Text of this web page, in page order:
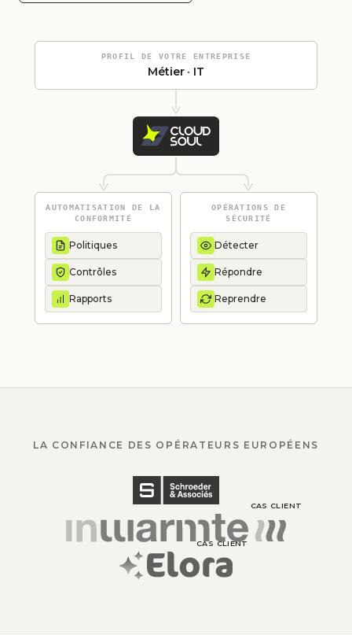
PROFIL DE VOTRE ENTREPRISE
Métier · IT
AUTOMATISATION DE LA
CONFORMITÉ
Politiques
Contrôles
Rapports
OPÉRATIONS DE
SÉCURITÉ
Détecter
Répondre
Reprendre
LA CONFIANCE DES OPÉRATEURS EUROPÉENS
CAS CLIENT
CAS CLIENT